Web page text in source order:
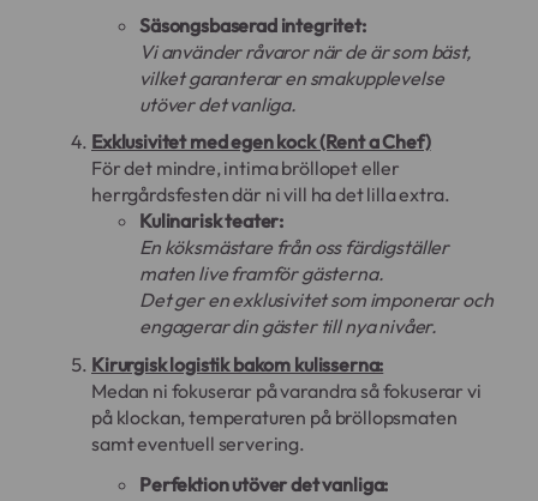
Säsongsbaserad integritet:
Vi använder råvaror när de är som bäst,
vilket garanterar en smakupplevelse
utöver det vanliga.
Exklusivitet med egen kock (Rent a Chef)
För det mindre, intima bröllopet eller
herrgårdsfesten där ni vill ha det lilla extra.
Kulinarisk teater:
En köksmästare från oss färdigställer
maten live framför gästerna.
Det ger en exklusivitet som imponerar och
engagerar din gäster till nya nivåer.
Kirurgisk logistik bakom kulisserna:
Medan ni fokuserar på varandra så fokuserar vi
på klockan, temperaturen på bröllopsmaten
samt eventuell servering.
Perfektion utöver det vanliga: